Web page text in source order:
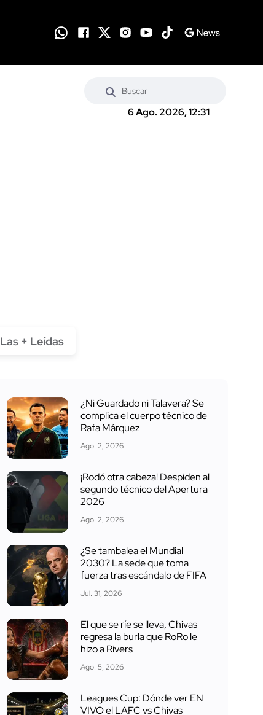
6 Ago. 2026, 12:31
Las + Leídas
¿Ni Guardado ni Talavera? Se
complica el cuerpo técnico de
Rafa Márquez
Ago. 2, 2026
¡Rodó otra cabeza! Despiden al
segundo técnico del Apertura
2026
Ago. 2, 2026
¿Se tambalea el Mundial
2030? La sede que toma
fuerza tras escándalo de FIFA
Jul. 31, 2026
El que se ríe se lleva, Chivas
regresa la burla que RoRo le
hizo a Rivers
Ago. 5, 2026
Leagues Cup: Dónde ver EN
VIVO el LAFC vs Chivas